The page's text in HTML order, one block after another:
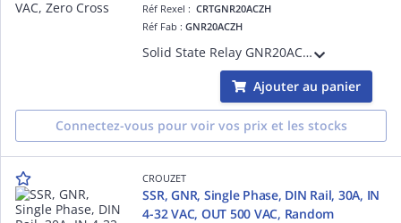
Réf Rexel :CRTGNR20ACZH
Réf Fab :GNR20ACZH
Solid State Relay GNR20ACZH, GNR Series, Single Phase, DIN Rail, 20A, Input Voltage 180-280 VAC, Output Voltage 660 VAC, Zero Cross, Output Protection, IP20
Ajouter au panier
Connectez-vous pour voir vos prix et les stocks
CROUZET
SSR, GNR, Single Phase, DIN Rail, 30A, IN
4-32 VAC, OUT 500 VAC, Random